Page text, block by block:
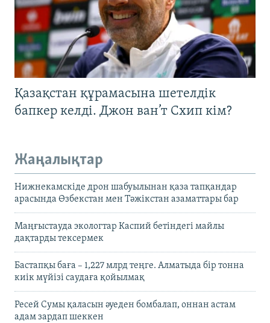
Қазақстан құрамасына шетелдік
бапкер келді. Джон ван’т Схип кім?
Жаңалықтар
Нижнекамскіде дрон шабуылынан қаза тапқандар
арасында Өзбекстан мен Тәжікстан азаматтары бар
Маңғыстауда экологтар Каспий бетіндегі майлы
дақтарды тексермек
Бастапқы баға – 1,227 млрд теңге. Алматыда бір тонна
киік мүйізі саудаға қойылмақ
Ресей Сумы қаласын әуеден бомбалап, оннан астам
адам зардап шеккен